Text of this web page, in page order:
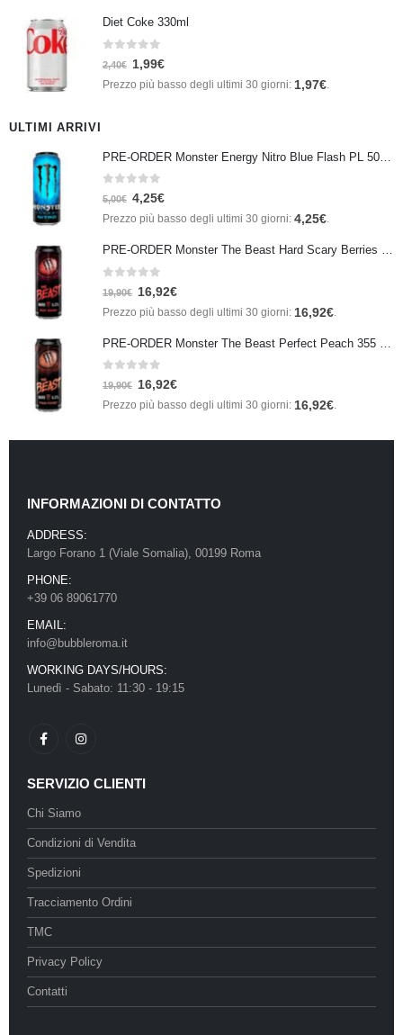
Diet Coke 330ml
Su 5
2,40€ 1,99€
Prezzo più basso degli ultimi 30 giorni: 1,97€.
ULTIMI ARRIVI
Su 5
5,00€ 4,25€
Prezzo più basso degli ultimi 30 giorni: 4,25€.
PRE-ORDER Monster The Beast Hard Scary Berries 355 ml IN ARRIVO ENTRO IL 21 SETTEMBRE
Su 5
19,90€ 16,92€
Prezzo più basso degli ultimi 30 giorni: 16,92€.
Su 5
19,90€ 16,92€
Prezzo più basso degli ultimi 30 giorni: 16,92€.
INFORMAZIONI DI CONTATTO
ADDRESS:
Largo Forano 1 (Viale Somalia), 00199 Roma
PHONE:
+39 06 89061770
EMAIL:
info@bubbleroma.it
WORKING DAYS/HOURS:
Lunedì - Sabato: 11:30 - 19:15
SERVIZIO CLIENTI
Chi Siamo
Condizioni di Vendita
Spedizioni
Tracciamento Ordini
TMC
Privacy Policy
Contatti